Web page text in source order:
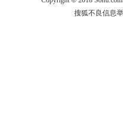
搜狐不良信息